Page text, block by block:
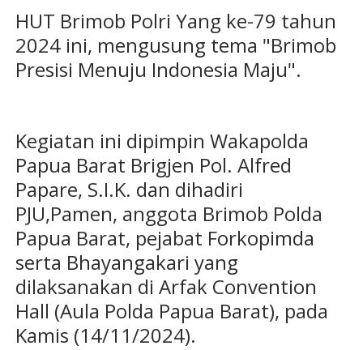
HUT Brimob Polri Yang ke-79 tahun
2024 ini, mengusung tema "Brimob
Presisi Menuju Indonesia Maju".
Kegiatan ini dipimpin Wakapolda
Papua Barat Brigjen Pol. Alfred
Papare, S.I.K. dan dihadiri
PJU,Pamen, anggota Brimob Polda
Papua Barat, pejabat Forkopimda
serta Bhayangakari yang
dilaksanakan di Arfak Convention
Hall (Aula Polda Papua Barat), pada
Kamis (14/11/2024).